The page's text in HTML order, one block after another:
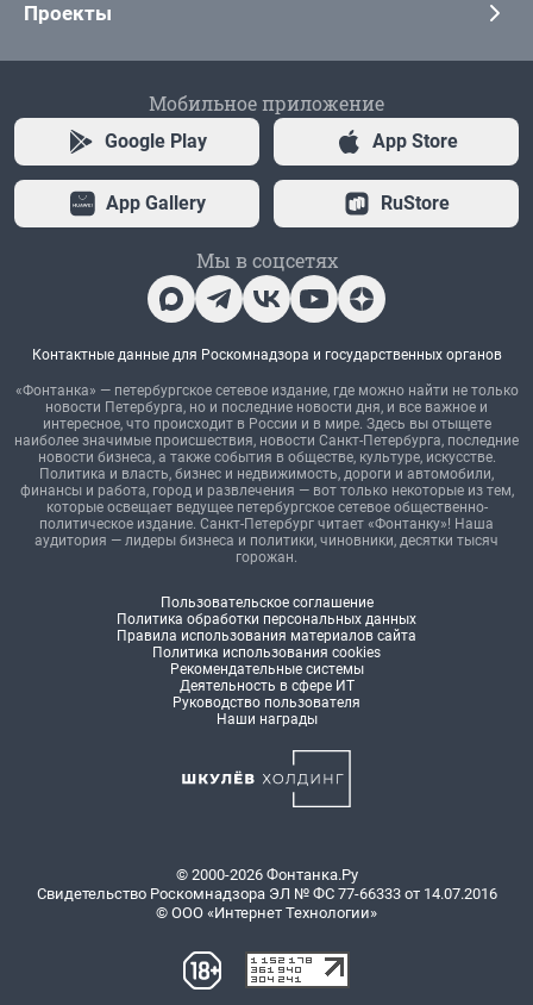
Проекты
Мобильное приложение
Google Play App Store
App Gallery RuStore
Мы в соцсетях
Контактные данные для Роскомнадзора и государственных органов
«Фонтанка» — петербургское сетевое издание, где можно найти не только
новости Петербурга, но и последние новости дня, и все важное и
интересное, что происходит в России и в мире. Здесь вы отыщете
наиболее значимые происшествия, новости Санкт-Петербурга, последние
новости бизнеса, а также события в обществе, культуре, искусстве.
Политика и власть, бизнес и недвижимость, дороги и автомобили,
финансы и работа, город и развлечения — вот только некоторые из тем,
которые освещает ведущее петербургское сетевое общественно-
политическое издание. Санкт-Петербург читает «Фонтанку»! Наша
аудитория — лидеры бизнеса и политики, чиновники, десятки тысяч
горожан.
Пользовательское соглашение
Политика обработки персональных данных
Правила использования материалов сайта
Политика использования cookies
Рекомендательные системы
Деятельность в сфере ИТ
Руководство пользователя
Наши награды
© 2000-2026 Фонтанка.Ру
Свидетельство Роскомнадзора ЭЛ № ФС 77-66333 от 14.07.2016
© ООО «Интернет Технологии»